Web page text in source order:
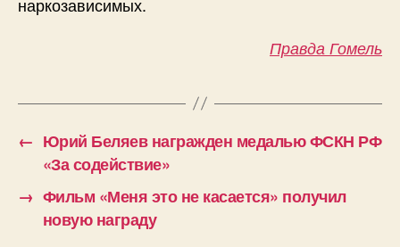
наркозависимых.
Правда Гомель
← Юрий Беляев награжден медалью ФСКН РФ
«За содействие»
→ Фильм «Меня это не касается» получил
новую награду